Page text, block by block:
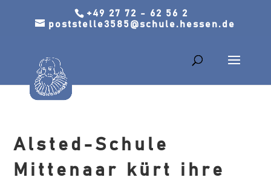
+49 27 72 - 62 56 2
poststelle3585@schule.hessen.de
Alsted-Schule
Mittenaar kürt ihre